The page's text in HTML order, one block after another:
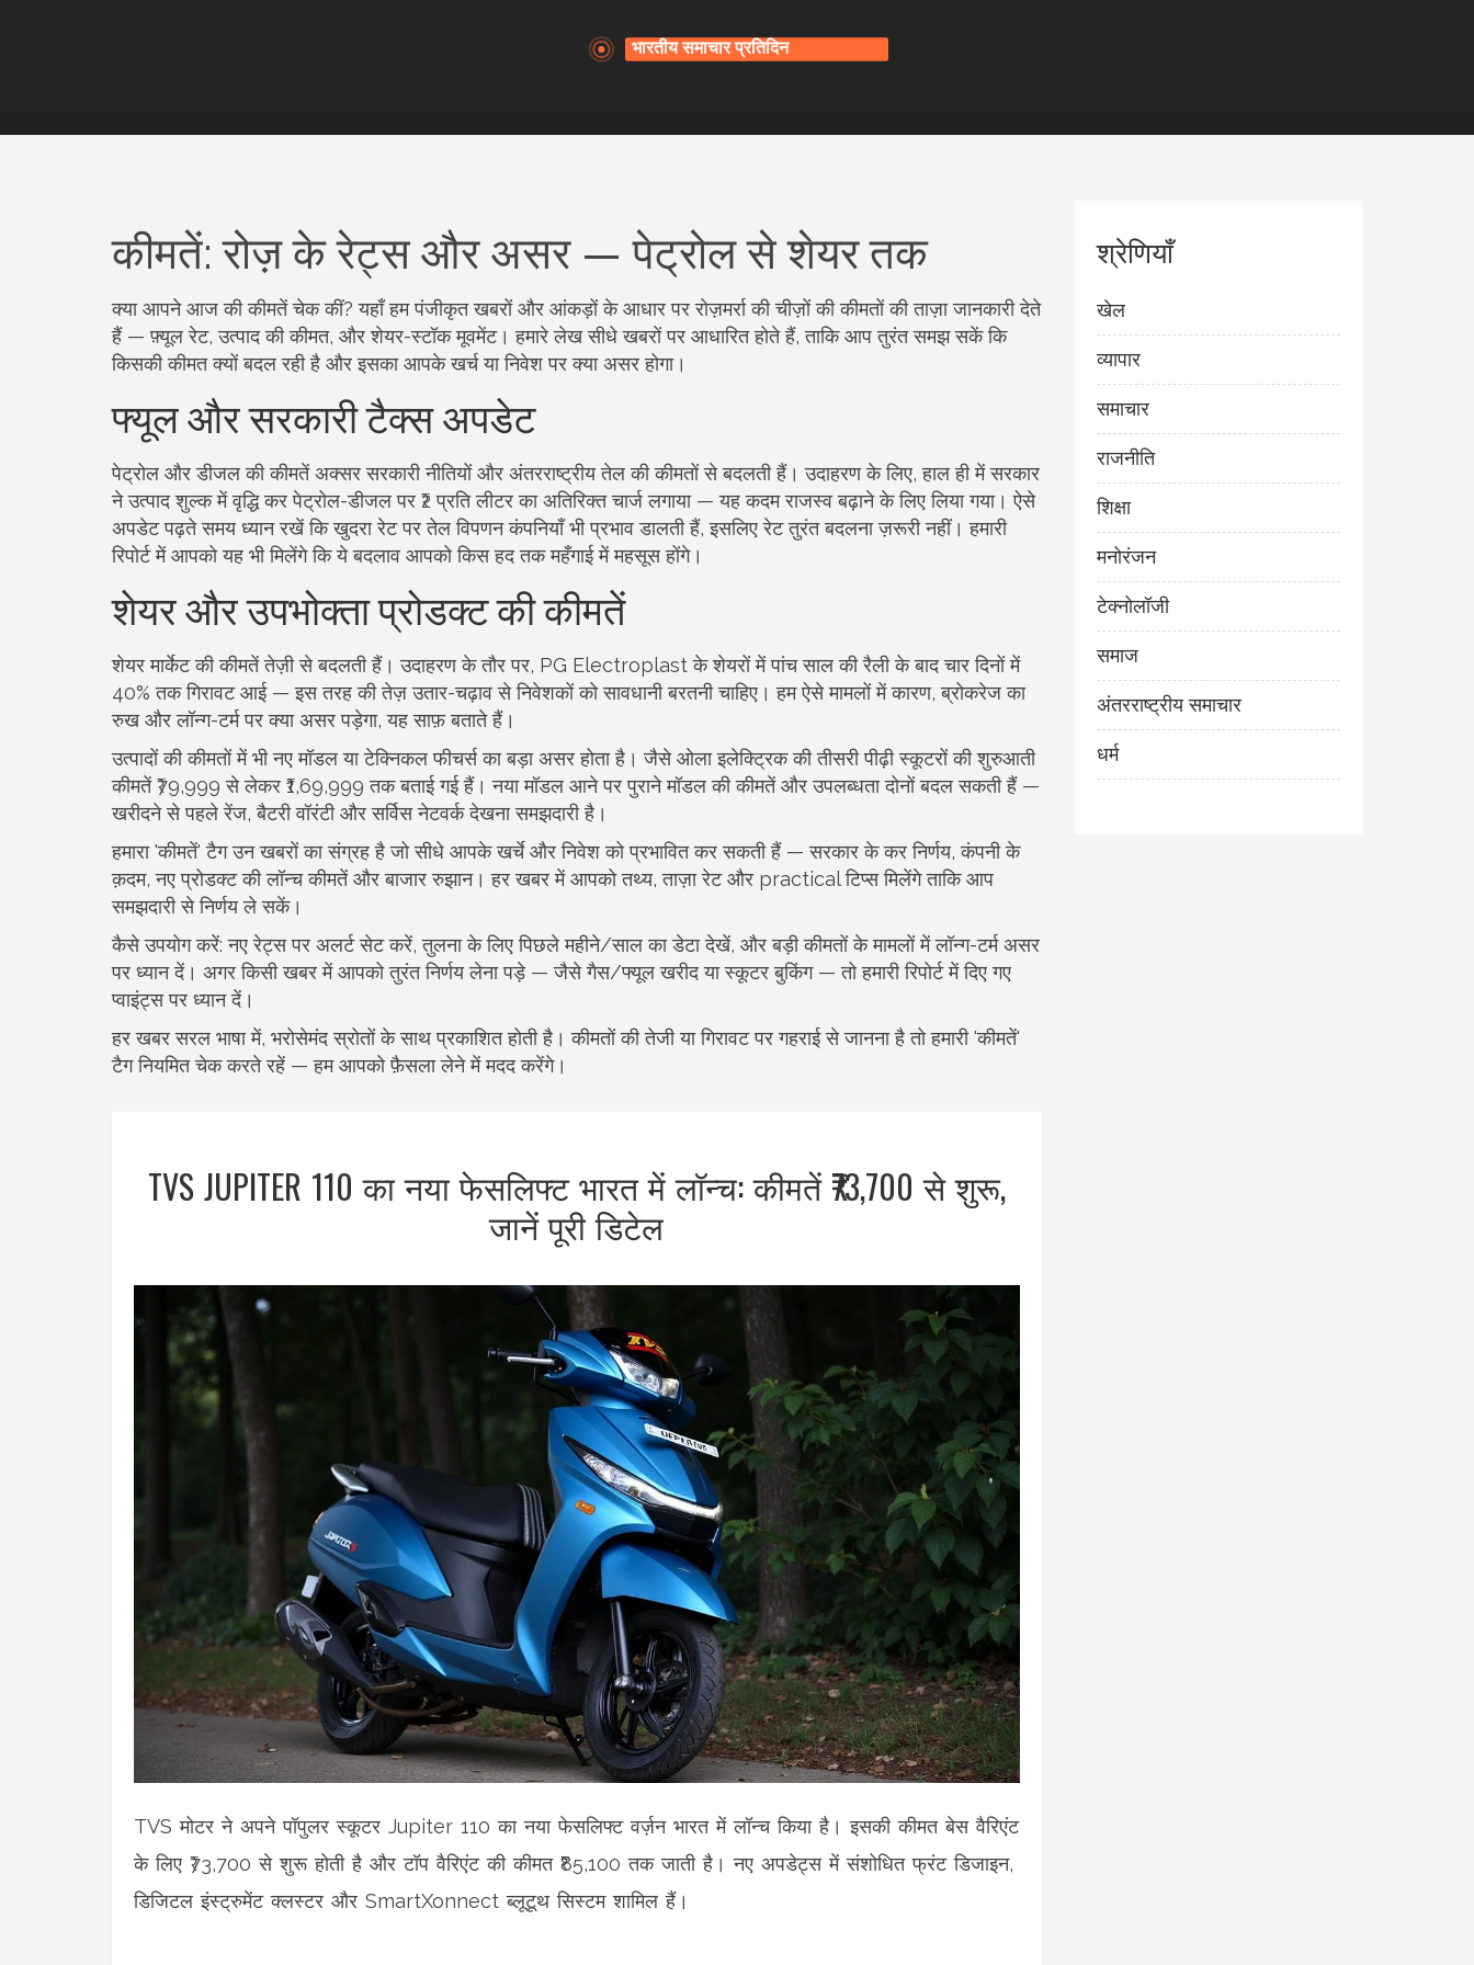
कीमतें: रोज़ के रेट्स और असर — पेट्रोल से शेयर तक
क्या आपने आज की कीमतें चेक कीं? यहाँ हम पंजीकृत खबरों और आंकड़ों के आधार पर रोज़मर्रा की चीज़ों की कीमतों की ताज़ा जानकारी देते
हैं — फ़्यूल रेट, उत्पाद की कीमत, और शेयर-स्टॉक मूवमेंट। हमारे लेख सीधे खबरों पर आधारित होते हैं, ताकि आप तुरंत समझ सकें कि
किसकी कीमत क्यों बदल रही है और इसका आपके खर्च या निवेश पर क्या असर होगा।
फ्यूल और सरकारी टैक्स अपडेट
पेट्रोल और डीजल की कीमतें अक्सर सरकारी नीतियों और अंतरराष्ट्रीय तेल की कीमतों से बदलती हैं। उदाहरण के लिए, हाल ही में सरकार
ने उत्पाद शुल्क में वृद्धि कर पेट्रोल-डीजल पर ₹2 प्रति लीटर का अतिरिक्त चार्ज लगाया — यह कदम राजस्व बढ़ाने के लिए लिया गया। ऐसे
अपडेट पढ़ते समय ध्यान रखें कि खुदरा रेट पर तेल विपणन कंपनियाँ भी प्रभाव डालती हैं, इसलिए रेट तुरंत बदलना ज़रूरी नहीं। हमारी
रिपोर्ट में आपको यह भी मिलेंगे कि ये बदलाव आपको किस हद तक महँगाई में महसूस होंगे।
शेयर और उपभोक्ता प्रोडक्ट की कीमतें
शेयर मार्केट की कीमतें तेज़ी से बदलती हैं। उदाहरण के तौर पर, PG Electroplast के शेयरों में पांच साल की रैली के बाद चार दिनों में
40% तक गिरावट आई — इस तरह की तेज़ उतार-चढ़ाव से निवेशकों को सावधानी बरतनी चाहिए। हम ऐसे मामलों में कारण, ब्रोकरेज का
रुख और लॉन्ग-टर्म पर क्या असर पड़ेगा, यह साफ़ बताते हैं।
उत्पादों की कीमतों में भी नए मॉडल या टेक्निकल फीचर्स का बड़ा असर होता है। जैसे ओला इलेक्ट्रिक की तीसरी पीढ़ी स्कूटरों की शुरुआती
कीमतें ₹79,999 से लेकर ₹1,69,999 तक बताई गई हैं। नया मॉडल आने पर पुराने मॉडल की कीमतें और उपलब्धता दोनों बदल सकती हैं —
खरीदने से पहले रेंज, बैटरी वॉरंटी और सर्विस नेटवर्क देखना समझदारी है।
हमारा 'कीमतें' टैग उन खबरों का संग्रह है जो सीधे आपके खर्चे और निवेश को प्रभावित कर सकती हैं — सरकार के कर निर्णय, कंपनी के
क़दम, नए प्रोडक्ट की लॉन्च कीमतें और बाजार रुझान। हर खबर में आपको तथ्य, ताज़ा रेट और practical टिप्स मिलेंगे ताकि आप
समझदारी से निर्णय ले सकें।
कैसे उपयोग करें: नए रेट्स पर अलर्ट सेट करें, तुलना के लिए पिछले महीने/साल का डेटा देखें, और बड़ी कीमतों के मामलों में लॉन्ग-टर्म असर
पर ध्यान दें। अगर किसी खबर में आपको तुरंत निर्णय लेना पड़े — जैसे गैस/फ्यूल खरीद या स्कूटर बुकिंग — तो हमारी रिपोर्ट में दिए गए
प्वाइंट्स पर ध्यान दें।
हर खबर सरल भाषा में, भरोसेमंद स्रोतों के साथ प्रकाशित होती है। कीमतों की तेजी या गिरावट पर गहराई से जानना है तो हमारी 'कीमतें'
टैग नियमित चेक करते रहें — हम आपको फ़ैसला लेने में मदद करेंगे।
TVS JUPITER 110 का नया फेसलिफ्ट भारत में लॉन्च: कीमतें ₹73,700 से शुरू,
जानें पूरी डिटेल
TVS मोटर ने अपने पॉपुलर स्कूटर Jupiter 110 का नया फेसलिफ्ट वर्ज़न भारत में लॉन्च किया है। इसकी कीमत बेस वैरिएंट
के लिए ₹73,700 से शुरू होती है और टॉप वैरिएंट की कीमत ₹85,100 तक जाती है। नए अपडेट्स में संशोधित फ्रंट डिजाइन,
डिजिटल इंस्ट्रुमेंट क्लस्टर और SmartXonnect ब्लूटूथ सिस्टम शामिल हैं।
श्रेणियाँ
खेल
व्यापार
समाचार
राजनीति
शिक्षा
मनोरंजन
टेक्नोलॉजी
समाज
अंतरराष्ट्रीय समाचार
धर्म